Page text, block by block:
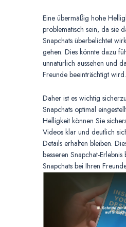
Eine übermäßig hohe
problematisch sein, da sie
Snapchats überbelichtet
gehen. Dies könnte dazu
unnatürlich aussehen und
Freunde beeinträchtigt wird.
Daher ist es wichtig
Snapchats optimal
Helligkeit können Sie
Videos klar und deutlich
Details erhalten bleiben.
besseren Snapchat-
Snapchats bei Ihren